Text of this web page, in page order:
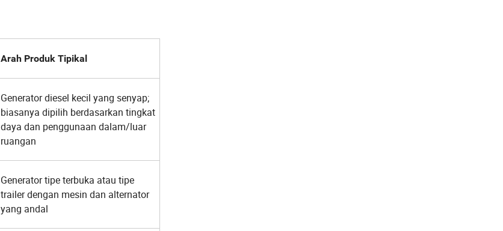
Arah Produk Tipikal
Generator diesel kecil yang senyap;
biasanya dipilih berdasarkan tingkat
daya dan penggunaan dalam/luar
ruangan
Generator tipe terbuka atau tipe
trailer dengan mesin dan alternator
yang andal